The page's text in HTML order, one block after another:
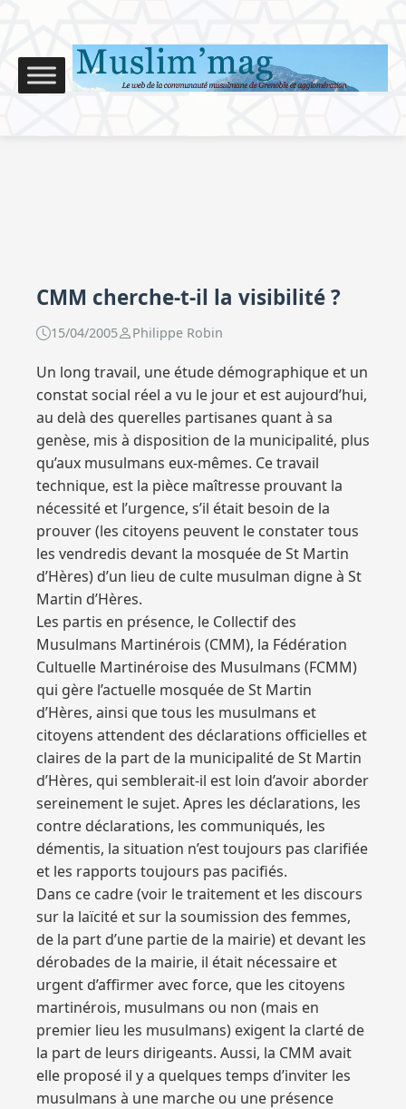
CMM cherche-t-il la visibilité ?
15/04/2005 Philippe Robin
Un long travail, une étude démographique et un
constat social réel a vu le jour et est aujourd’hui,
au delà des querelles partisanes quant à sa
genèse, mis à disposition de la municipalité, plus
qu’aux musulmans eux-mêmes. Ce travail
technique, est la pièce maîtresse prouvant la
nécessité et l’urgence, s’il était besoin de la
prouver (les citoyens peuvent le constater tous
les vendredis devant la mosquée de St Martin
d’Hères) d’un lieu de culte musulman digne à St
Martin d’Hères.
Les partis en présence, le Collectif des
Musulmans Martinérois (CMM), la Fédération
Cultuelle Martinéroise des Musulmans (FCMM)
qui gère l’actuelle mosquée de St Martin
d’Hères, ainsi que tous les musulmans et
citoyens attendent des déclarations officielles et
claires de la part de la municipalité de St Martin
d’Hères, qui semblerait-il est loin d’avoir aborder
sereinement le sujet. Apres les déclarations, les
contre déclarations, les communiqués, les
démentis, la situation n’est toujours pas clarifiée
et les rapports toujours pas pacifiés.
Dans ce cadre (voir le traitement et les discours
sur la laïcité et sur la soumission des femmes,
de la part d’une partie de la mairie) et devant les
dérobades de la mairie, il était nécessaire et
urgent d’affirmer avec force, que les citoyens
martinérois, musulmans ou non (mais en
premier lieu les musulmans) exigent la clarté de
la part de leurs dirigeants. Aussi, la CMM avait
elle proposé il y a quelques temps d’inviter les
musulmans à une marche ou une présence